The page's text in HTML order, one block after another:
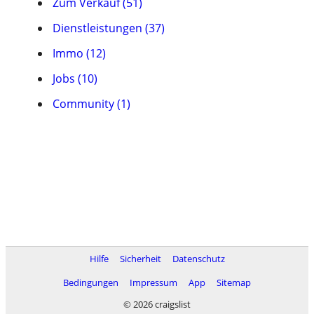
Dienstleistungen (37)
Immo (12)
Jobs (10)
Community (1)
Hilfe Sicherheit
Datenschutz
Bedingungen
Impressum App
Sitemap
© 2026 craigslist